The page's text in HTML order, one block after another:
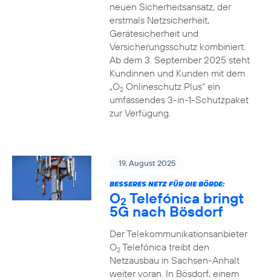
neuen Sicherheitsansatz, der
erstmals Netzsicherheit,
Gerätesicherheit und
Versicherungsschutz kombiniert.
Ab dem 3. September 2025 steht
Kundinnen und Kunden mit dem
„O2Onlineschutz Plus“ ein
umfassendes 3-in-1-Schutzpaket
zur Verfügung.
19. August 2025
BESSERES NETZ FÜR DIE BÖRDE:
O2 Telefónica bringt
5G nach Bösdorf
Der Telekommunikationsanbieter
O2Telefónica treibt den
Netzausbau in Sachsen-Anhalt
weiter voran. In Bösdorf, einem